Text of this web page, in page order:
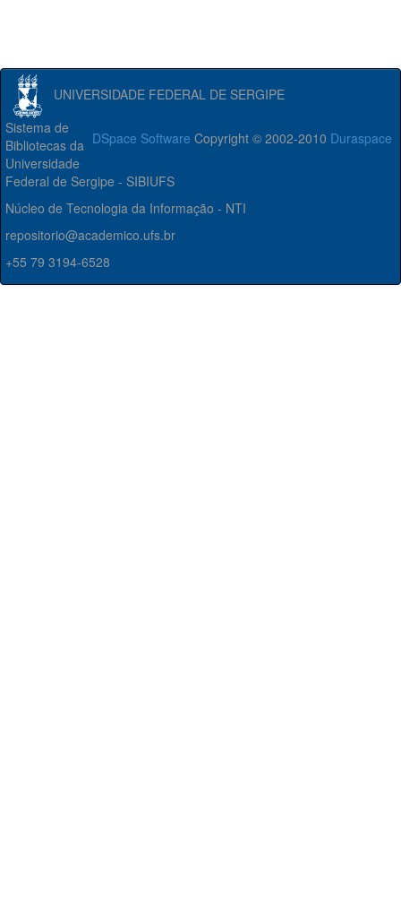
UNIVERSIDADE FEDERAL DE SERGIPE
DSpace Software Copyright © 2002-2010 Duraspace
Sistema de
Bibliotecas da
Universidade
Federal de Sergipe - SIBIUFS
Núcleo de Tecnologia da Informação - NTI
repositorio@academico.ufs.br
+55 79 3194-6528